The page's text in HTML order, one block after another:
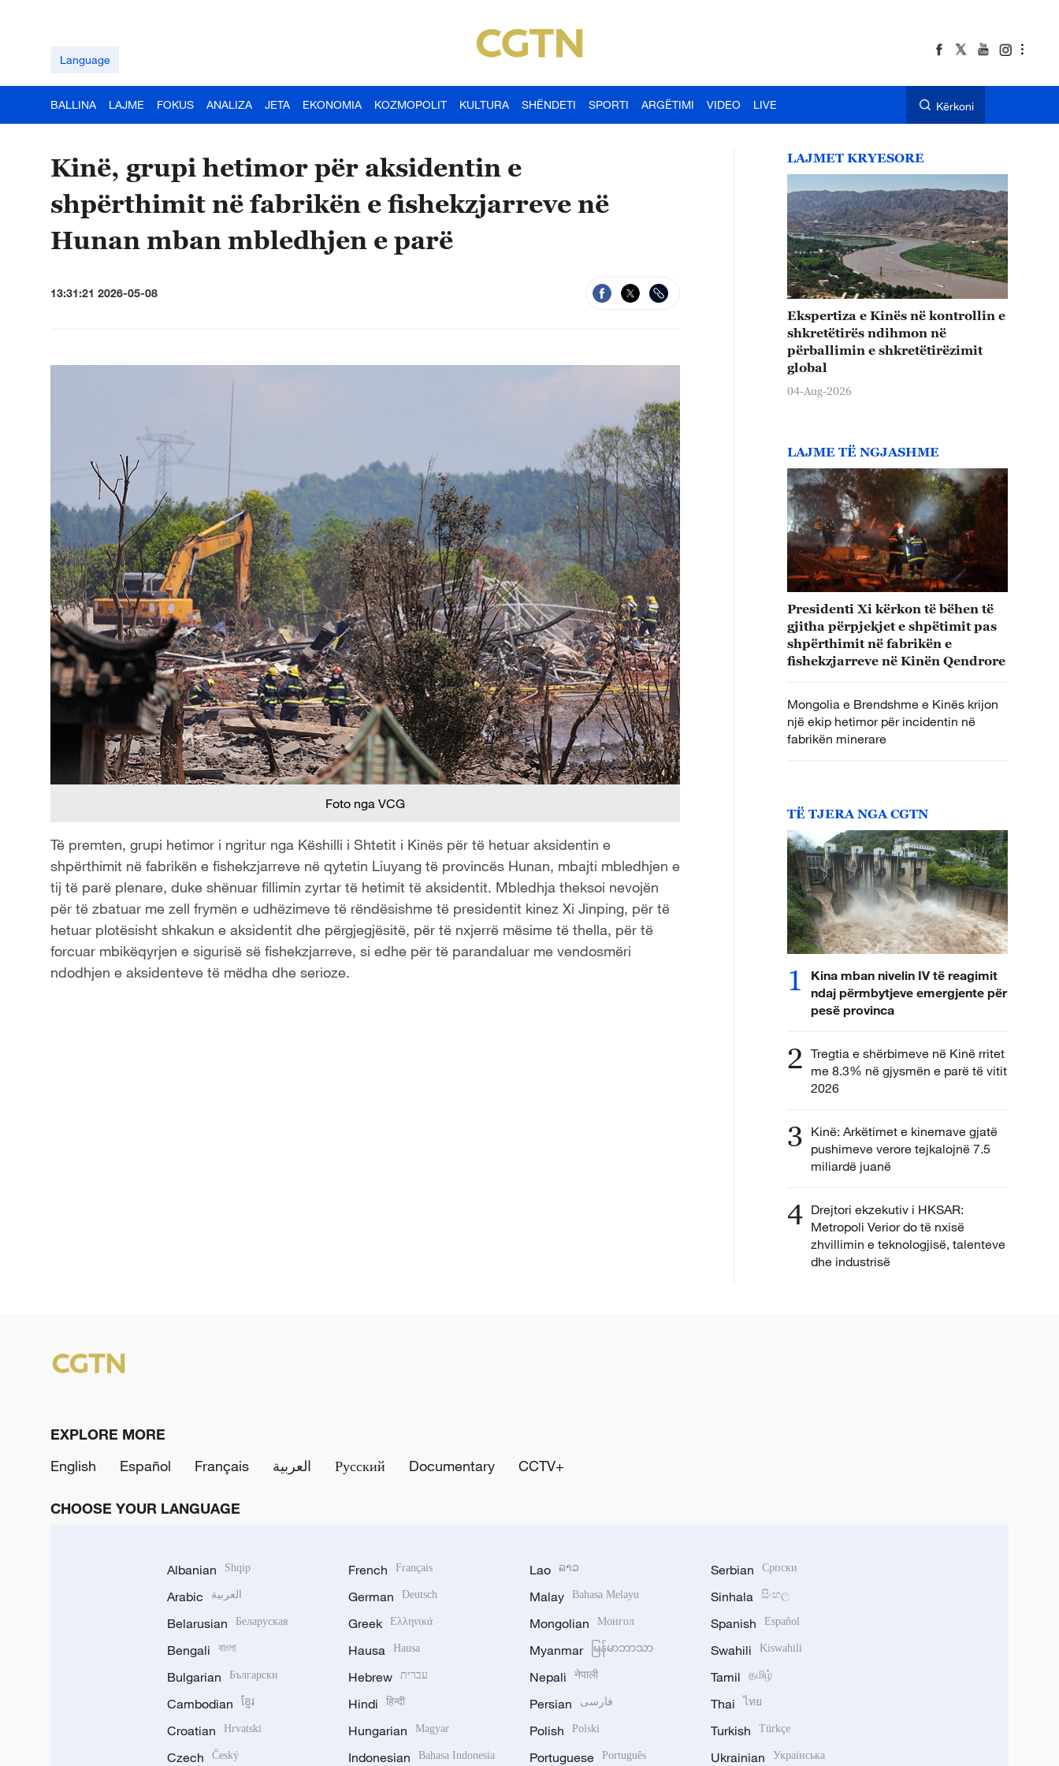
Language
BALLINA LAJME FOKUS ANALIZA JETA EKONOMIA KOZMOPOLIT KULTURA SHËNDETI SPORTI ARGËTIMI VIDEO LIVE Kërkoni
Kinë, grupi hetimor për aksidentin e
shpërthimit në fabrikën e fishekzjarreve në
Hunan mban mbledhjen e parë
13:31:21 2026-05-08
Foto nga VCG
Të premten, grupi hetimor i ngritur nga Këshilli i Shtetit i Kinës për të hetuar aksidentin e
shpërthimit në fabrikën e fishekzjarreve në qytetin Liuyang të provincës Hunan, mbajti mbledhjen e
tij të parë plenare, duke shënuar fillimin zyrtar të hetimit të aksidentit. Mbledhja theksoi nevojën
për të zbatuar me zell frymën e udhëzimeve të rëndësishme të presidentit kinez Xi Jinping, për të
hetuar plotësisht shkakun e aksidentit dhe përgjegjësitë, për të nxjerrë mësime të thella, për të
forcuar mbikëqyrjen e sigurisë së fishekzjarreve, si edhe për të parandaluar me vendosmëri
ndodhjen e aksidenteve të mëdha dhe serioze.
LAJMET KRYESORE
Ekspertiza e Kinës në kontrollin e
shkretëtirës ndihmon në
përballimin e shkretëtirëzimit
global
04-Aug-2026
LAJME TË NGJASHME
Presidenti Xi kërkon të bëhen të
gjitha përpjekjet e shpëtimit pas
shpërthimit në fabrikën e
fishekzjarreve në Kinën Qendrore
Mongolia e Brendshme e Kinës krijon
një ekip hetimor për incidentin në
fabrikën minerare
TË TJERA NGA CGTN
1
Kina mban nivelin IV të reagimit
ndaj përmbytjeve emergjente për
pesë provinca
2 Tregtia e shërbimeve në Kinë rritet
me 8.3% në gjysmën e parë të vitit
2026
3 Kinë: Arkëtimet e kinemave gjatë
pushimeve verore tejkalojnë 7.5
miliardë juanë
4 Drejtori ekzekutiv i HKSAR:
Metropoli Verior do të nxisë
zhvillimin e teknologjisë, talenteve
dhe industrisë
EXPLORE MORE
English
Español Français العربية Русский Documentary CCTV+
CHOOSE YOUR LANGUAGE
Albanian Shqip
Arabic العربية
Belarusian Беларуская
Bengali বাংলা
Bulgarian Български
Cambodian ខ្មែរ
Croatian Hrvatski
Czech Český
French Français
German Deutsch
Greek Ελληνικά
Hausa Hausa
Hebrew עברית
Hindi हिन्दी
Hungarian Magyar
Indonesian Bahasa Indonesia
Lao ລາວ
Malay Bahasa Melayu
Mongolian Монгол
Myanmar မြန်မာဘာသာ
Nepali नेपाली
Persian فارسی
Polish Polski
Portuguese Português
Serbian Српски
Sinhala සිංහල
Spanish Español
Swahili Kiswahili
Tamil தமிழ்
Thai ไทย
Turkish Türkçe
Ukrainian Українська